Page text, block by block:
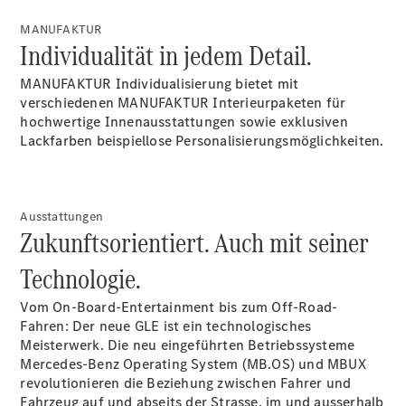
Unterwegs
Pannen- &
Unfallhilfe
Räder &
Reifen
Wartung,
Reparatur
MANUFAKTUR
Individualität in jedem Detail.
MANUFAKTUR Individualisierung bietet mit
verschiedenen MANUFAKTUR Interieurpaketen für
hochwertige Innenausstattungen sowie exklusiven
Lackfarben beispiellose Personalisierungsmöglichkeiten.
Ausstattungen
Zukunftsorientiert. Auch mit seiner
Technologie.
Vom On-Board-Entertainment bis zum Off-Road-
Fahren: Der neue GLE ist ein technologisches
Meisterwerk. Die neu eingeführten Betriebssysteme
Mercedes-Benz Operating System (MB.OS) und MBUX
revolutionieren die Beziehung zwischen Fahrer und
Fahrzeug auf und abseits der Strasse, im und ausserhalb